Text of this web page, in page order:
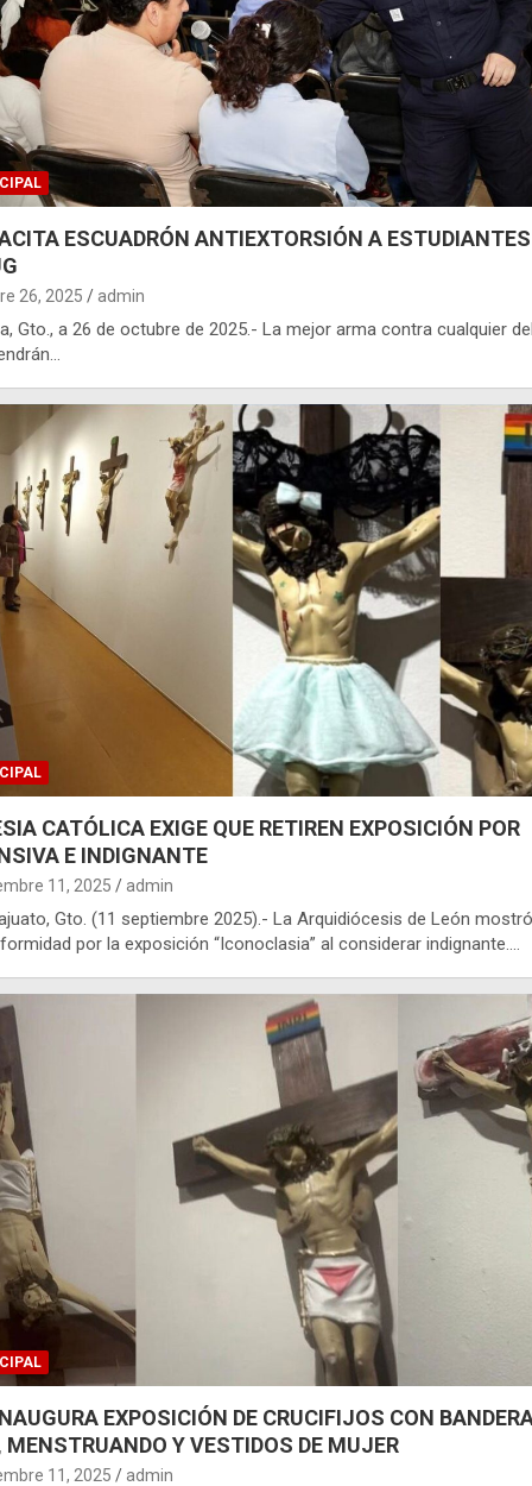
ESCUADRÓN ANTIEXTORSIÓN A ESTUDIANTES
26, 2025 admin
Gto., a 26 de octubre de 2025.- La mejor arma contra cualquier
CATÓLICA EXIGE QUE RETIREN EXPOSICIÓN POR
E INDIGNANTE
11, 2025 admin
Gto. (11 septiembre 2025).- La Arquidiócesis de León
por la exposición “Iconoclasia” al considerar indignante.…
EXPOSICIÓN DE CRUCIFIJOS CON
MENSTRUANDO Y VESTIDOS DE MUJER
11, 2025 admin